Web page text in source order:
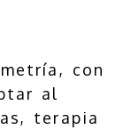
con
al
terapia